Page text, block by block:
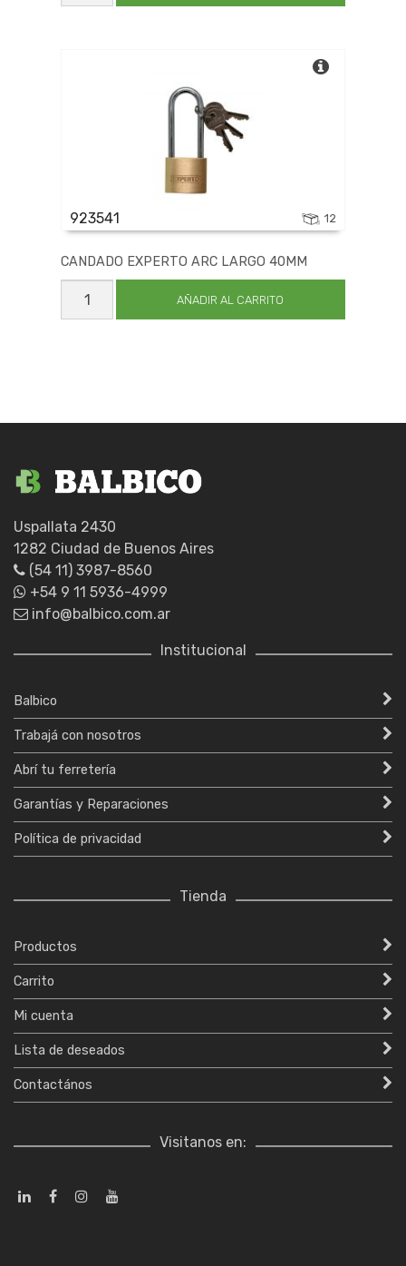
923541 12
CANDADO EXPERTO ARC LARGO 40MM
CANDADO
EXPERTO
ARC
AÑADIR AL CARRITO
Uspallata 2430
1282 Ciudad de Buenos Aires
(54 11) 3987-8560
+54 9 11 5936-4999
info@balbico.com.ar
Institucional
Balbico
Trabajá con nosotros
Abrí tu ferretería
Garantías y Reparaciones
Política de privacidad
Tienda
Productos
Carrito
Mi cuenta
Lista de deseados
Contactános
Visitanos en: